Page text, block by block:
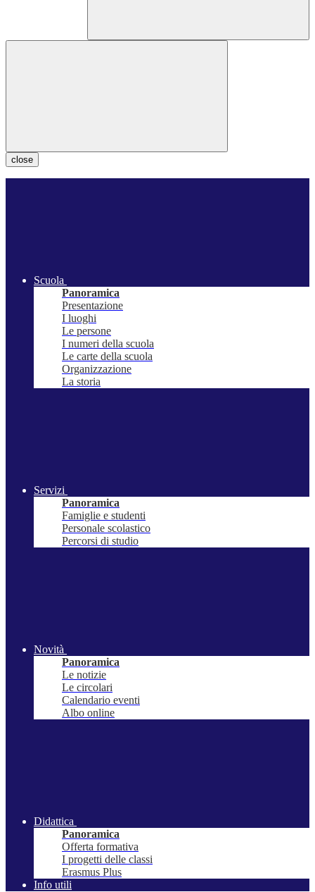
close
Scuola
Panoramica
Presentazione
I luoghi
Le persone
I numeri della scuola
Le carte della scuola
Organizzazione
La storia
Servizi
Panoramica
Famiglie e studenti
Personale scolastico
Percorsi di studio
Novità
Panoramica
Le notizie
Le circolari
Calendario eventi
Albo online
Didattica
Panoramica
Offerta formativa
I progetti delle classi
Erasmus Plus
Info utili